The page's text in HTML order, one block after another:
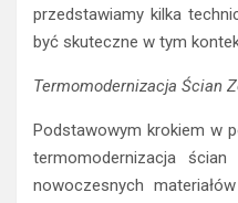
przedstawiamy kilka
być skuteczne w tym
Termomodernizacja Ścian
Podstawowym krokiem w
termomodernizacja ścian
nowoczesnych